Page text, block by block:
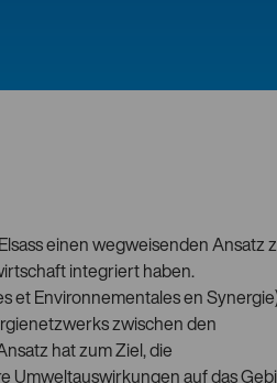
einen wegweisenden Ansatz
integriert haben.
et Environnementales en
zwischen den
hat zum Ziel, die
Umweltauswirkungen auf das